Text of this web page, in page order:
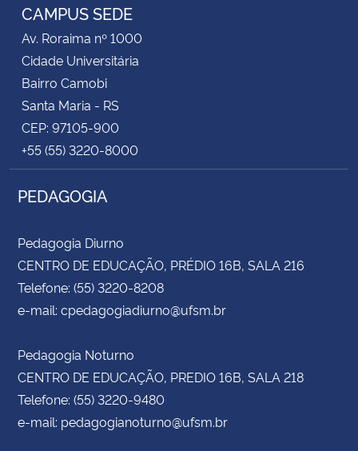
CAMPUS SEDE
Av. Roraima nº 1000
Cidade Universitária
Bairro Camobi
Santa Maria - RS
CEP: 97105-900
+55 (55) 3220-8000
PEDAGOGIA
Pedagogia Diurno
CENTRO DE EDUCAÇÃO, PRÉDIO 16B, SALA 216
Telefone: (55) 3220-8208
e-mail: cpedagogiadiurno@ufsm.br
Pedagogia Noturno
CENTRO DE EDUCAÇÃO, PREDIO 16B, SALA 218
Telefone: (55) 3220-9480
e-mail: pedagogianoturno@ufsm.br